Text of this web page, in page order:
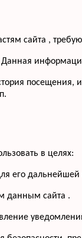
сайта ,
Данная
в целях:
его дальнейшей
данным сайта .